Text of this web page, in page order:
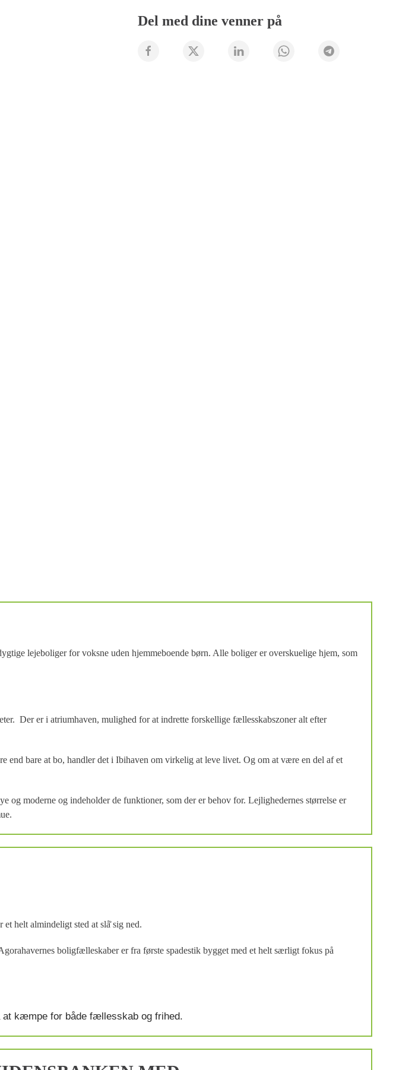
Del med dine venner på
lejeboliger for voksne uden hjemmeboende børn. Alle boliger er overskuelige hjem, som
Der er i atriumhaven, mulighed for at indrette forskellige fællesskabszoner alt efter
end bare at bo, handler det i Ibihaven om virkelig at leve livet. Og om at være en del af et
og moderne og indeholder de funktioner, som der er behov for. Lejlighedernes størrelse er
helt almindeligt sted at slå̊ sig ned.
boligfælleskaber er fra første spadestik bygget med et helt særligt fokus på
at kæmpe for både fællesskab og frihed.